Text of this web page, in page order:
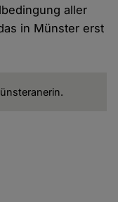
aller
in Münster erst